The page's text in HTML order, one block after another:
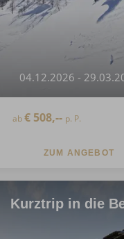
04.12.2026 -
ab€ 508,-- p. P.
ZUM ANGEBOT
Kurztrip in die